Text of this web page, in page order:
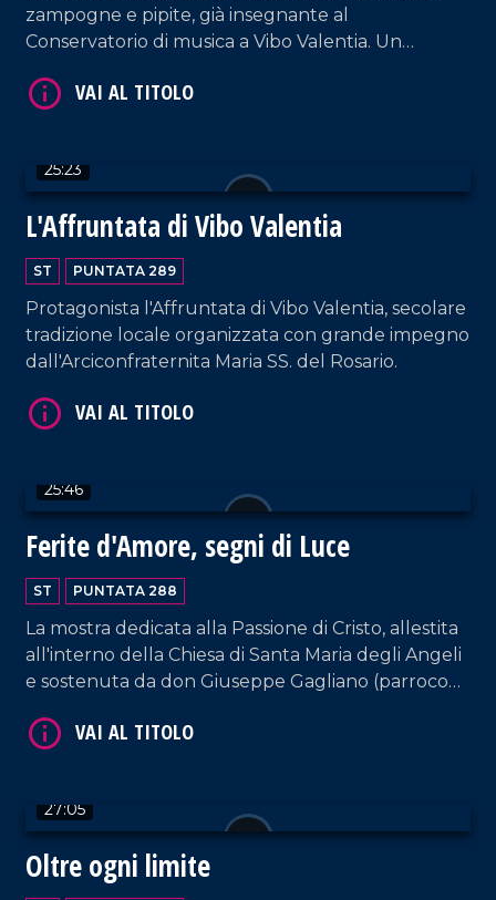
zampogne e pipite, già insegnante al
Conservatorio di musica a Vibo Valentia. Un
Crudo, un anziano zampognaro di Rombiolo, che
25:23
L'Affruntata di Vibo Valentia
ST PUNTATA 289
Protagonista l'Affruntata di Vibo Valentia, secolare
tradizione locale organizzata con grande impegno
dall'Arciconfraternita Maria SS. del Rosario.
25:46
Ferite d'Amore, segni di Luce
ST PUNTATA 288
La mostra dedicata alla Passione di Cristo, allestita
all'interno della Chiesa di Santa Maria degli Angeli
e sostenuta da don Giuseppe Gagliano (parroco
Valentia), secondo iniziativa del collezionista di
27:05
Oltre ogni limite
VAI AL TITOLO
VAI AL TITOLO